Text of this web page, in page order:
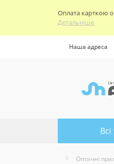
Оплата карткою
Детальніше
Наша адреса
Оптичні